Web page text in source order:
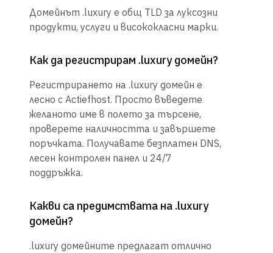
Домейнът .luxury е общ TLD за луксозни
продукти, услуги и висококласни марки.
Как да регистрирам .luxury домейн?
Регистрирането на .luxury домейн е
лесно с Actiefhost. Просто въведете
желаното име в полето за търсене,
проверете наличността и завършете
поръчката. Получавате безплатен DNS,
лесен контролен панел и 24/7
поддръжка.
Какви са предимствата на .luxury
домейн?
.luxury домейните предлагат отлично